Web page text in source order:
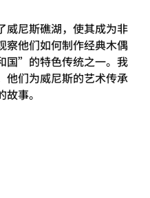
威尼斯礁湖，使其成为非
察他们如何制作经典木偶
国”的特色传统之一。我
他们为威尼斯的艺术传承
事。